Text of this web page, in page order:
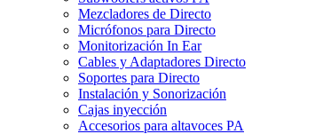
Mezcladores de Directo
Micrófonos para Directo
Monitorización In Ear
Cables y Adaptadores Directo
Soportes para Directo
Instalación y Sonorización
Cajas inyección
Accesorios para altavoces PA